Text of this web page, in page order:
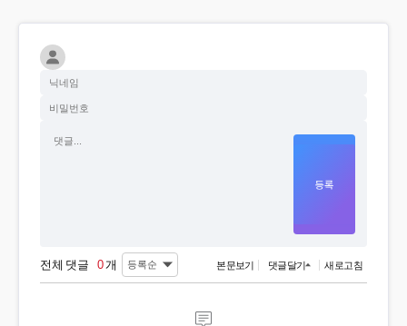
전체 댓글 0 개 본문보기 댓글달기 새로고침